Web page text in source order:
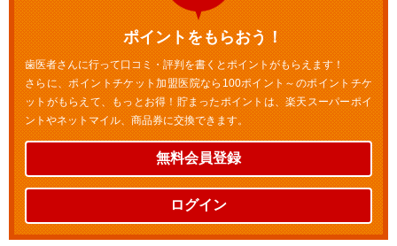
ポイントをもらおう！
歯医者さんに行って口コミ・評判を書くとポイントがもらえます！
さらに、ポイントチケット加盟医院なら100ポイント～のポイントチケ
ットがもらえて、もっとお得！貯まったポイントは、楽天スーパーポイ
ントやネットマイル、商品券に交換できます。
無料会員登録
ログイン